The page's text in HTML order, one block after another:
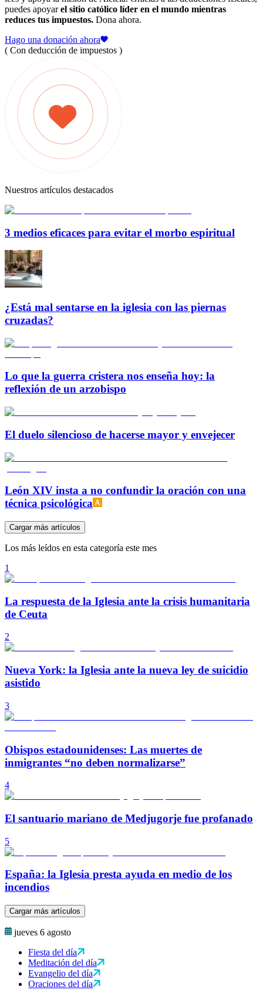
puedes apoyarel sitio católico líder en el mundo mientras
reduces tus impuestos. Dona ahora.
Hago una donación ahora
( Con deducción de impuestos )
Nuestros artículos destacados
3 medios eficaces para evitar el morbo espiritual
¿Está mal sentarse en la iglesia con las piernas
cruzadas?
Lo que la guerra cristera nos enseña hoy: la
reflexión de un arzobispo
El duelo silencioso de hacerse mayor y envejecer
León XIV insta a no confundir la oración con una
técnica psicológica
Cargar más artículos
Los más leídos en esta categoría este mes
1
La respuesta de la Iglesia ante la crisis humanitaria
de Ceuta
2
Nueva York: la Iglesia ante la nueva ley de suicidio
asistido
3
Obispos estadounidenses: Las muertes de
inmigrantes “no deben normalizarse”
4
El santuario mariano de Medjugorje fue profanado
5
España: la Iglesia presta ayuda en medio de los
incendios
Cargar más artículos
jueves 6 agosto
Fiesta del día
Meditación del día
Evangelio del día
Oraciones del día